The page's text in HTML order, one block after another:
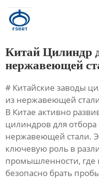
Главная
Новости
Контакты
Китай Цилиндр
нержавеющей
# Китайские заводы
из нержавеющей
В Китае активно
цилиндров для
нержавеющей стали.
ключевую роль в
промышленности, где
безопасно брать